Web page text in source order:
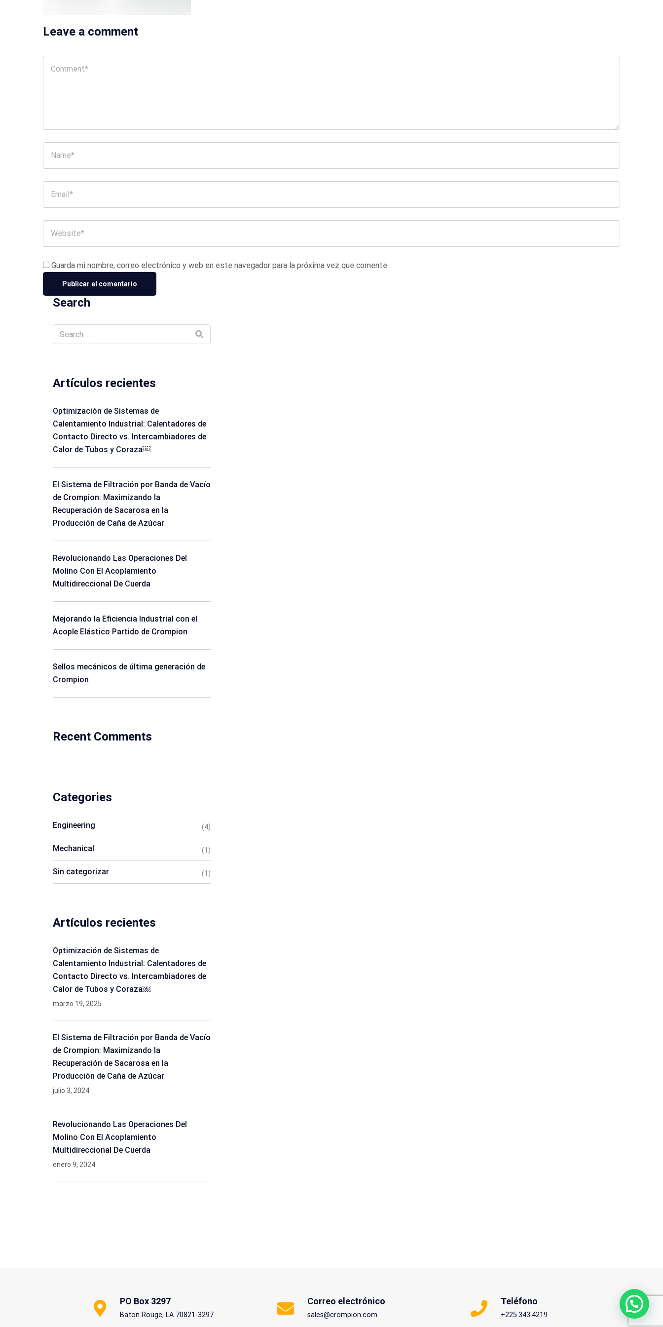
Leave a comment
Guarda mi nombre, correo electrónico y web en este navegador para la próxima vez que comente.
Search
Artículos recientes
Optimización de Sistemas de
Calentamiento Industrial: Calentadores de
Contacto Directo vs. Intercambiadores de
Calor de Tubos y Coraza￼
El Sistema de Filtración por Banda de Vacío
de Crompion: Maximizando la
Recuperación de Sacarosa en la
Producción de Caña de Azúcar
Revolucionando Las Operaciones Del
Molino Con El Acoplamiento
Multidireccional De Cuerda
Mejorando la Eficiencia Industrial con el
Acople Elástico Partido de Crompion
Sellos mecánicos de última generación de
Crompion
Recent Comments
Categories
Engineering (4)
Mechanical (1)
Sin categorizar (1)
Artículos recientes
Optimización de Sistemas de
Calentamiento Industrial: Calentadores de
Contacto Directo vs. Intercambiadores de
Calor de Tubos y Coraza￼
marzo 19, 2025
El Sistema de Filtración por Banda de Vacío
de Crompion: Maximizando la
Recuperación de Sacarosa en la
Producción de Caña de Azúcar
julio 3, 2024
Revolucionando Las Operaciones Del
Molino Con El Acoplamiento
Multidireccional De Cuerda
enero 9, 2024
PO Box 3297
Baton Rouge, LA 70821-3297
Correo electrónico
sales@crompion.com
Teléfono
+225.343.4219